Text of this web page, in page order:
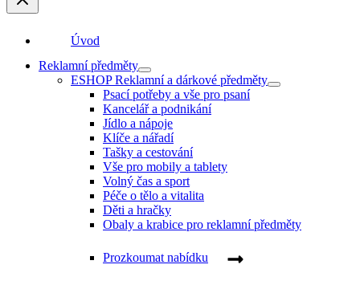
Úvod
Reklamní předměty
ESHOP Reklamní a dárkové předměty
Psací potřeby a vše pro psaní
Kancelář a podnikání
Jídlo a nápoje
Klíče a nářadí
Tašky a cestování
Vše pro mobily a tablety
Volný čas a sport
Péče o tělo a vitalita
Děti a hračky
Obaly a krabice pro reklamní předměty
Prozkoumat nabídku